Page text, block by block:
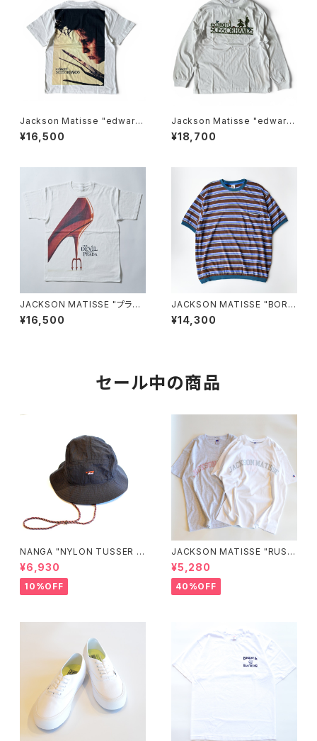
Jackson Matisse "edward
SCISSORHANDS Face Te
e"
¥16,500
Jackson Matisse "edward
SCISSORHANDS Longslee
ve Tee"
¥18,700
JACKSON MATISSE "プラダ
を着た悪魔 POSTER Tee"
¥16,500
JACKSON MATISSE "BORD
ER Tee"
¥14,300
セール中の商品
NANGA "NYLON TUSSER S
UNSHADE HAT"
¥6,930
10%OFF
JACKSON MATISSE "RUSS
ELL ATHLETIC×JM Logo T
ee"
¥5,280
40%OFF